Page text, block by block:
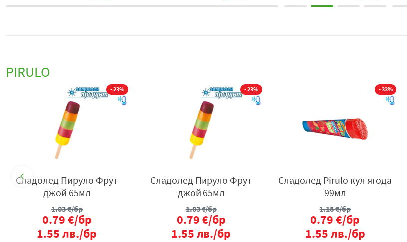
PIRULO
- 23%
Сладолед Пируло Фрут
джой 65мл
1.03€/бр
0.79€/бр
1.55лв./бр
- 23%
Сладолед Пируло Фрут
джой 65мл
1.03€/бр
0.79€/бр
1.55лв./бр
- 33%
Сладолед Pirulo кул ягода
99мл
1.18€/бр
0.79€/бр
1.55лв./бр